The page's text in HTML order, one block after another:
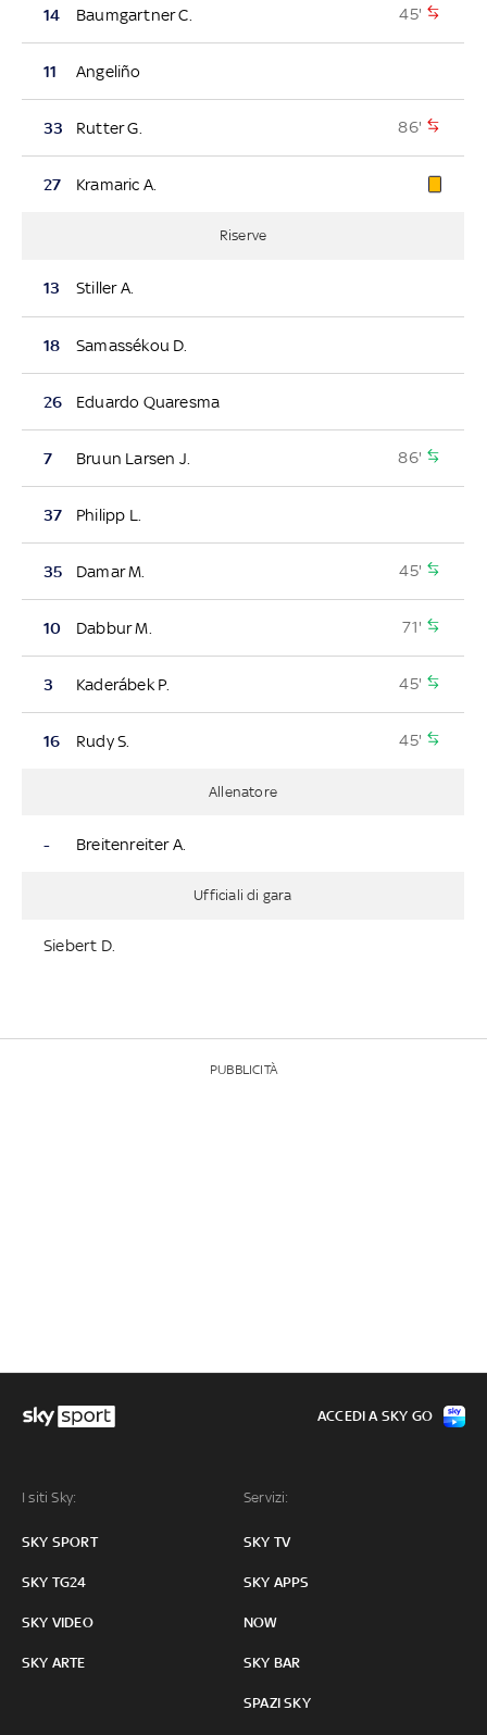
14 Baumgartner C. 45'
11 Angeliño
33 Rutter G. 86'
27 Kramaric A.
Riserve
13 Stiller A.
18 Samassékou D.
26 Eduardo Quaresma
7 Bruun Larsen J. 86'
37 Philipp L.
35 Damar M. 45'
10 Dabbur M. 71'
3 Kaderábek P. 45'
16 Rudy S. 45'
Allenatore
- Breitenreiter A.
Ufficiali di gara
Siebert D.
PUBBLICITÀ
I siti Sky:
SKY SPORT
SKY TG24
SKY VIDEO
SKY ARTE
Servizi:
SKY TV
SKY APPS
NOW
SKY BAR
SPAZI SKY
ACCEDI A SKY GO